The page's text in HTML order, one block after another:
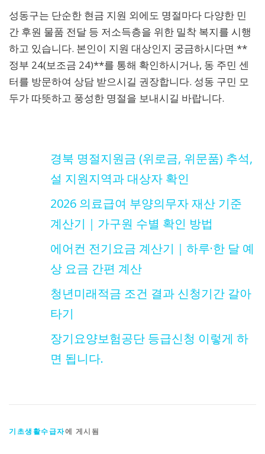
성동구는 단순한 현금 지원 외에도 명절마다 다양한 민
간 후원 물품 전달 등 저소득층을 위한 밀착 복지를 시행
하고 있습니다. 본인이 지원 대상인지 궁금하시다면 **
정부 24(보조금 24)**를 통해 확인하시거나, 동 주민 센
터를 방문하여 상담 받으시길 권장합니다. 성동 구민 모
두가 따뜻하고 풍성한 명절을 보내시길 바랍니다.
경북 명절지원금 (위로금, 위문품) 추석,
설 지원지역과 대상자 확인
2026 의료급여 부양의무자 재산 기준
계산기｜가구원 수별 확인 방법
에어컨 전기요금 계산기｜하루·한 달 예
상 요금 간편 계산
청년미래적금 조건 결과 신청기간 갈아
타기
장기요양보험공단 등급신청 이렇게 하
면 됩니다.
기초생활수급자에 게시됨